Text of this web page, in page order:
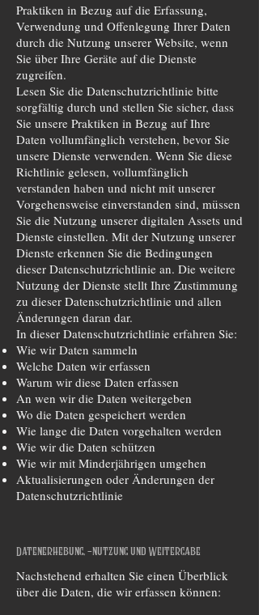
Praktiken in Bezug auf die Erfassung,
Verwendung und Offenlegung Ihrer Daten
durch die Nutzung unserer Website, wenn
Sie über Ihre Geräte auf die Dienste
zugreifen.
Lesen Sie die Datenschutzrichtlinie bitte
sorgfältig durch und stellen Sie sicher, dass
Sie unsere Praktiken in Bezug auf Ihre
Daten vollumfänglich verstehen, bevor Sie
unsere Dienste verwenden. Wenn Sie diese
Richtlinie gelesen, vollumfänglich
verstanden haben und nicht mit unserer
Vorgehensweise einverstanden sind, müssen
Sie die Nutzung unserer digitalen Assets und
Dienste einstellen. Mit der Nutzung unserer
Dienste erkennen Sie die Bedingungen
dieser Datenschutzrichtlinie an. Die weitere
Nutzung der Dienste stellt Ihre Zustimmung
zu dieser Datenschutzrichtlinie und allen
Änderungen daran dar.
In dieser Datenschutzrichtlinie erfahren Sie:
Wie wir Daten sammeln
Welche Daten wir erfassen
Warum wir diese Daten erfassen
An wen wir die Daten weitergeben
Wo die Daten gespeichert werden
Wie lange die Daten vorgehalten werden
Wie wir die Daten schützen
Wie wir mit Minderjährigen umgehen
Aktualisierungen oder Änderungen der
Datenschutzrichtlinie
Datenerhebung, -nutzung und Weitergabe
Nachstehend erhalten Sie einen Überblick
über die Daten, die wir erfassen können: